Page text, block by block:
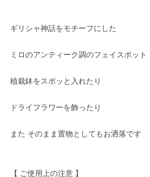
ギリシャ神話をモチーフにした
ミロのアンティーク調のフェイスポット
植栽鉢をスポッと入れたり
ドライフラワーを飾ったり
また そのまま置物としてもお洒落です
【 ご使用上の注意 】